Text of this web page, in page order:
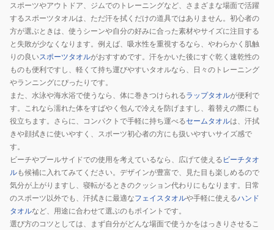
スポーツやアウトドア、ジムでのトレーニングなど、さまざまな場面で活躍
するスポーツタオルは、ただ汗を拭くだけの道具ではありません。初心者の
方が選ぶときは、使うシーンや自分の好みに合った素材やサイズに注目する
と失敗が少なくなります。例えば、吸水性を重視するなら、やわらかく肌触
りの良いスポーツタオルがおすすめです。汗をかいた後にすぐ乾く速乾性の
ものも便利ですし、軽くて持ち運びやすいタオルなら、日々のトレーニング
やランニングにぴったりです。
また、水泳や海水浴で使うなら、体に巻きつけられるラップタオルが便利で
す。これなら濡れた体をすばやく包んで冷えを防げますし、着替えの際にも
役立ちます。さらに、コンパクトで手軽に持ち運べるセームタオルは、汗拭
きや顔拭きに使いやすく、スポーツ初心者の方にも扱いやすいサイズ感で
す。
ビーチやプールサイドでの使用を考えているなら、広げて使える ビーチタオ
ルも候補に入れてみてください。デザインが豊富で、見た目も楽しめるので
気分が上がりますし、寝転がるときのクッション代わりにもなります。日常
のスポーツ以外でも、汗拭きに最適なフェイスタオルや手軽に使えるハンド
タオルなど、用途に合わせて選ぶのもポイントです。
選び方のコツとしては、まず自分がどんな場面で使うかをはっきりさせるこ